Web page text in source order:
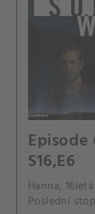
S16,E6
Hanna,
Poslední